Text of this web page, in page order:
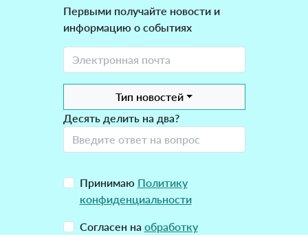
Первыми получайте новости и
информацию о событиях
Тип новостей
Десять делить на два?
Принимаю Политику
конфиденциальности
Согласен на обработку